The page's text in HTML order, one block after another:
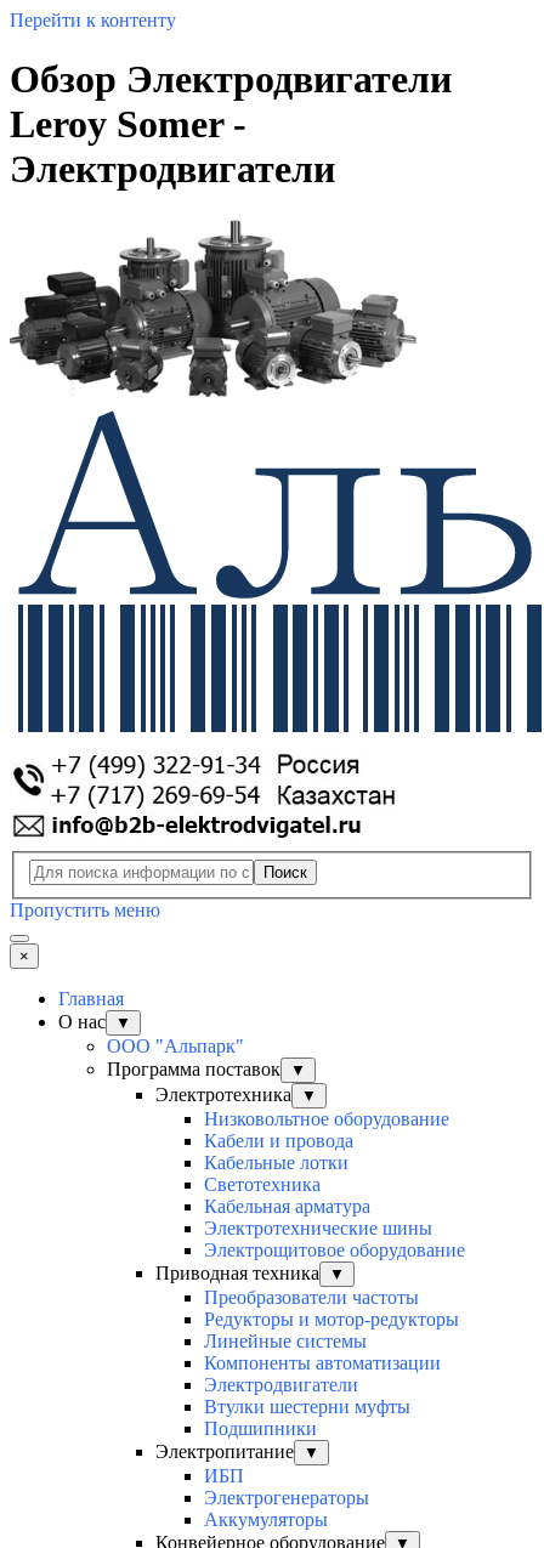
Перейти к контенту
Обзор Электродвигатели
Leroy Somer -
Электродвигатели
Поиск
Пропустить меню
×
Главная
О нас
▼
ООО "Альпарк"
Программа поставок
▼
Электротехника ▼
Низковольтное оборудование
Кабели и провода
Кабельные лотки
Светотехника
Кабельная арматура
Электротехнические шины
Электрощитовое оборудование
Приводная техника
▼
Преобразователи частоты
Редукторы и мотор-редукторы
Линейные системы
Компоненты автоматизации
Электродвигатели
Втулки шестерни муфты
Подшипники
Электропитание
▼
ИБП
Электрогенераторы
Аккумуляторы
Конвейерное оборудование
▼